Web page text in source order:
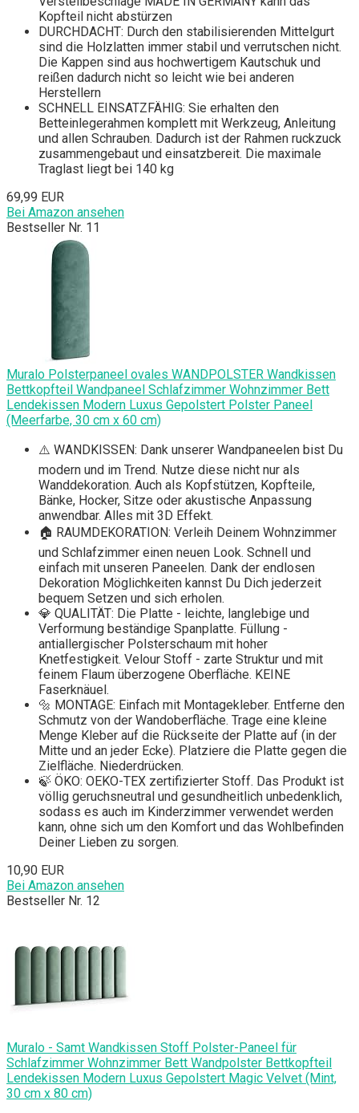
Kopfteil nicht abstürzen
DURCHDACHT: Durch den stabilisierenden Mittelgurt
sind die Holzlatten immer stabil und verrutschen nicht.
Die Kappen sind aus hochwertigem Kautschuk und
reißen dadurch nicht so leicht wie bei anderen
Herstellern
SCHNELL EINSATZFÄHIG: Sie erhalten den
Betteinlegerahmen komplett mit Werkzeug, Anleitung
und allen Schrauben. Dadurch ist der Rahmen ruckzuck
zusammengebaut und einsatzbereit. Die maximale
Traglast liegt bei 140 kg
69,99 EUR
Bei Amazon ansehen
Bestseller Nr. 11
Muralo Polsterpaneel ovales WANDPOLSTER Wandkissen
Bettkopfteil Wandpaneel Schlafzimmer Wohnzimmer Bett
Lendekissen Modern Luxus Gepolstert Polster Paneel
(Meerfarbe, 30 cm x 60 cm)
⚠️ WANDKISSEN: Dank unserer Wandpaneelen bist Du
modern und im Trend. Nutze diese nicht nur als
Wanddekoration. Auch als Kopfstützen, Kopfteile,
Bänke, Hocker, Sitze oder akustische Anpassung
anwendbar. Alles mit 3D Effekt.
🏠 RAUMDEKORATION: Verleih Deinem Wohnzimmer
und Schlafzimmer einen neuen Look. Schnell und
einfach mit unseren Paneelen. Dank der endlosen
Dekoration Möglichkeiten kannst Du Dich jederzeit
bequem Setzen und sich erholen.
💎 QUALITÄT: Die Platte - leichte, langlebige und
Verformung beständige Spanplatte. Füllung -
antiallergischer Polsterschaum mit hoher
Knetfestigkeit. Velour Stoff - zarte Struktur und mit
feinem Flaum überzogene Oberfläche. KEINE
Faserknäuel.
🔩 MONTAGE: Einfach mit Montagekleber. Entferne den
Schmutz von der Wandoberfläche. Trage eine kleine
Menge Kleber auf die Rückseite der Platte auf (in der
Mitte und an jeder Ecke). Platziere die Platte gegen die
Zielfläche. Niederdrücken.
🍃 ÖKO: OEKO-TEX zertifizierter Stoff. Das Produkt ist
völlig geruchsneutral und gesundheitlich unbedenklich,
sodass es auch im Kinderzimmer verwendet werden
kann, ohne sich um den Komfort und das Wohlbefinden
Deiner Lieben zu sorgen.
10,90 EUR
Bei Amazon ansehen
Bestseller Nr. 12
Muralo - Samt Wandkissen Stoff Polster-Paneel für
Schlafzimmer Wohnzimmer Bett Wandpolster Bettkopfteil
Lendekissen Modern Luxus Gepolstert Magic Velvet (Mint,
30 cm x 80 cm)